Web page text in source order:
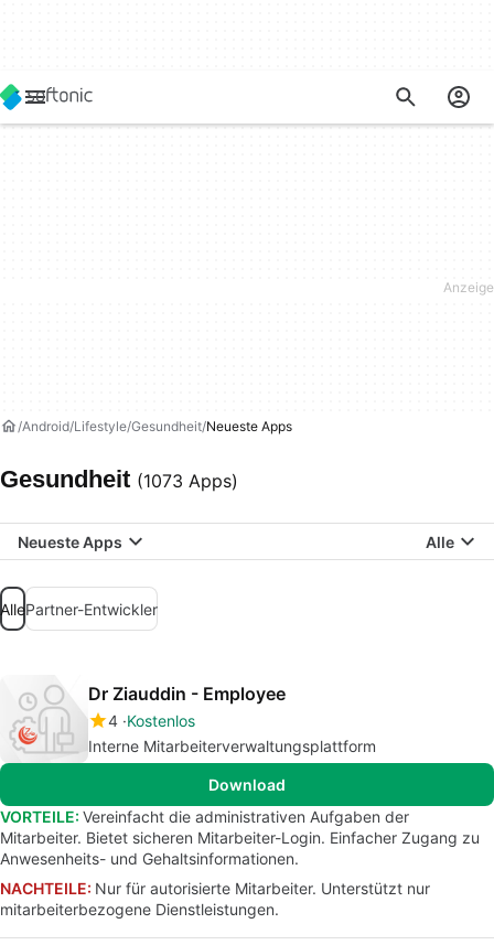
Android Lifestyle Gesundheit Neueste Apps
Gesundheit (1073 Apps)
Neueste Apps Alle
AllePartner-Entwickler
Dr Ziauddin - Employee
4 Kostenlos
Interne Mitarbeiterverwaltungsplattform
Download
VORTEILE: Vereinfacht die administrativen Aufgaben der
Mitarbeiter. Bietet sicheren Mitarbeiter-Login. Einfacher Zugang zu
Anwesenheits- und Gehaltsinformationen.
NACHTEILE: Nur für autorisierte Mitarbeiter. Unterstützt nur
mitarbeiterbezogene Dienstleistungen.